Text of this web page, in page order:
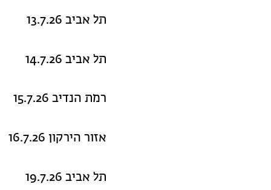
תל אביב 13.7.26
תל אביב 14.7.26
רמת הנדיב 15.7.26
אזור הירקון 16.7.26
תל אביב 19.7.26